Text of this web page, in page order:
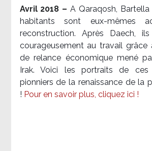
Avril 2018 –A Qaraqosh,
habitants sont eux-mêmes
reconstruction. Après Daech,
courageusement au travail grâce
de relance économique mené
Irak. Voici les portraits de ces
pionniers de la renaissance de la
! Pour en savoir plus, cliquez ici !